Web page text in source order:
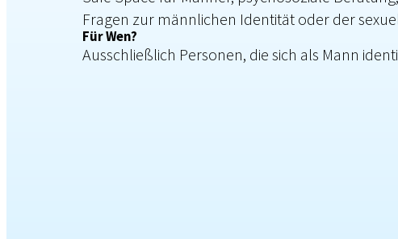
Fragen zur männlichen Identität oder der
Für Wen?
Ausschließlich Personen, die sich als Mann